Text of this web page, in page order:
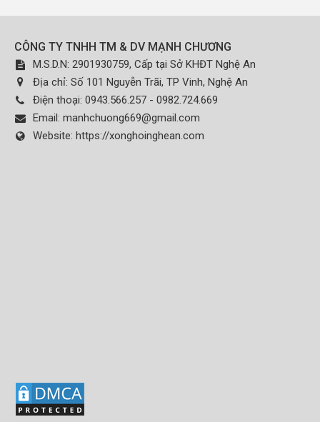
CÔNG TY TNHH TM & DV MẠNH CHƯƠNG
M.S.D.N: 2901930759, Cấp tại Sở KHĐT Nghệ An
Địa chỉ: Số 101 Nguyễn Trãi, TP Vinh, Nghệ An
Điện thoại: 0943.566.257 - 0982.724.669
Email: manhchuong669@gmail.com
Website: https://xonghoinghean.com